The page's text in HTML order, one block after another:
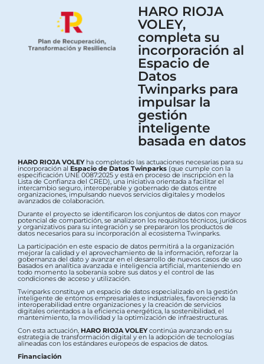
HARO RIOJA
VOLEY,
completa su
incorporación al
Espacio de
Datos
Twinparks para
impulsar la
gestión
inteligente
basada en datos
HARO RIOJA VOLEYha completado las actuaciones necesarias para su
incorporación al Espacio de Datos Twinparks (que cumple con la
especificación UNE 0087:2025 y está en proceso de inscripción en la
Lista de Confianza del CRED), una iniciativa orientada a facilitar el
intercambio seguro, interoperable y gobernado de datos entre
organizaciones, impulsando nuevos servicios digitales y modelos
avanzados de colaboración.
Durante el proyecto se identificaron los conjuntos de datos con mayor
potencial de compartición, se analizaron los requisitos técnicos, jurídicos
y organizativos para su integración y se prepararon los productos de
datos necesarios para su incorporación al ecosistema Twinparks.
La participación en este espacio de datos permitirá a la organización
mejorar la calidad y el aprovechamiento de la información, reforzar la
gobernanza del dato y avanzar en el desarrollo de nuevos casos de uso
basados en analítica avanzada e inteligencia artificial, manteniendo en
todo momento la soberanía sobre sus datos y el control de las
condiciones de acceso y utilización.
Twinparks constituye un espacio de datos especializado en la gestión
inteligente de entornos empresariales e industriales, favoreciendo la
interoperabilidad entre organizaciones y la creación de servicios
digitales orientados a la eficiencia energética, la sostenibilidad, el
mantenimiento, la movilidad y la optimización de infraestructuras.
Con esta actuación, HARO RIOJA VOLEYcontinúa avanzando en su
estrategia de transformación digital y en la adopción de tecnologías
alineadas con los estándares europeos de espacios de datos.
Financiación